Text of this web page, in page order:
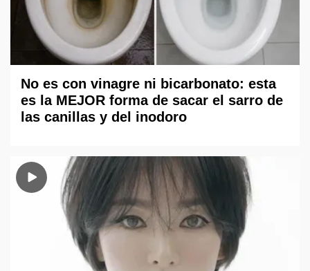
No es con vinagre ni bicarbonato: esta
es la MEJOR forma de sacar el sarro de
las canillas y del inodoro